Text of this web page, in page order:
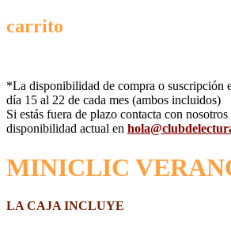
carrito
*La disponibilidad de compra o suscripción
día 15 al 22 de cada mes (ambos incluidos)
Si estás fuera de plazo contacta con
disponibilidad actual en
MINICLIC
LA CAJA INCLUYE